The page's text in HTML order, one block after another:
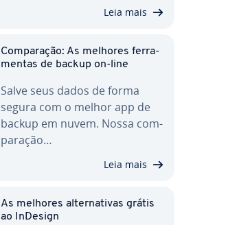
Leia mais
Com­pa­ra­ção: As melhores fer­ra­
men­tas de backup on-line
Salve seus dados de forma
segura com o melhor app de
backup em nuvem. Nossa com­
pa­ra­ção…
Leia mais
As melhores al­ter­na­ti­vas grátis
ao InDesign